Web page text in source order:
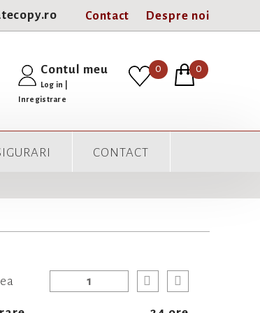
Contact Despre noi
Contul meu
Log in
Inregistrare
0 0
CONTACT